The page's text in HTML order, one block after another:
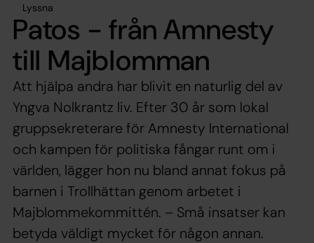
Lyssna
Patos - från Amnesty
till Majblomman
Att hjälpa andra har blivit en naturlig del av
Yngva Nolkrantz liv. Efter 30 år som lokal
gruppsekreterare för Amnesty International
och kampen för politiska fångar runt om i
världen, lägger hon nu bland annat fokus på
barnen i Trollhättan genom arbetet i
Majblommekommittén. – Små insatser kan
betyda väldigt mycket för någon annan.